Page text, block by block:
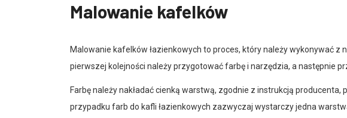
Malowanie kafelków
Malowanie kafelków łazienkowych to proces, który należy wykonywać z
pierwszej kolejności należy przygotować farbę i narzędzia, a następnie
Farbę należy nakładać cienką warstwą, zgodnie z instrukcją producenta,
przypadku farb do kafli łazienkowych zazwyczaj wystarczy jedna